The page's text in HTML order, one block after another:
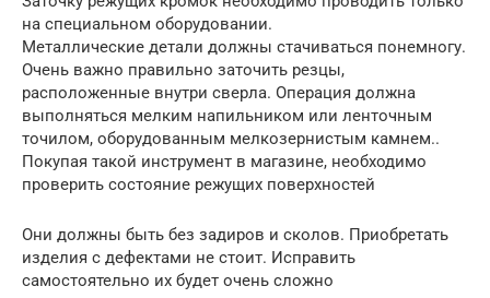
на специальном оборудовании.
Металлические детали должны стачиваться понемногу.
Очень важно правильно заточить резцы,
расположенные внутри сверла. Операция должна
выполняться мелким напильником или ленточным
точилом, оборудованным мелкозернистым камнем..
Покупая такой инструмент в магазине, необходимо
проверить состояние режущих поверхностей
Они должны быть без задиров и сколов. Приобретать
изделия с дефектами не стоит. Исправить
самостоятельно их будет очень сложно